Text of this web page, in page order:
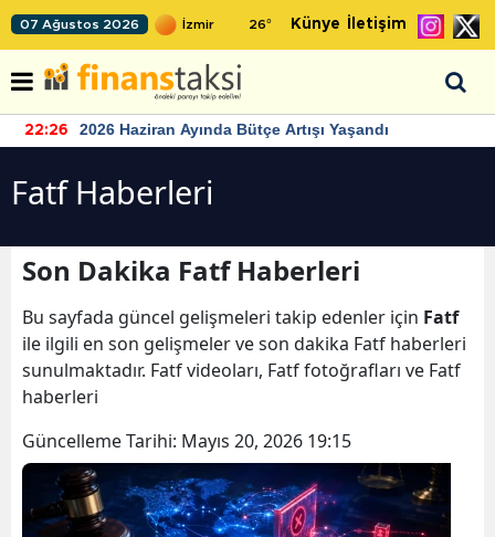
07 Ağustos 2026 26° Künye İletişim
22:26 2026 Haziran Ayında Bütçe Artışı Yaşandı
Fatf Haberleri
Son Dakika Fatf Haberleri
Bu sayfada güncel gelişmeleri takip edenler için Fatf
ile ilgili en son gelişmeler ve son dakika Fatf haberleri
sunulmaktadır. Fatf videoları, Fatf fotoğrafları ve Fatf
haberleri
Güncelleme Tarihi: Mayıs 20, 2026 19:15